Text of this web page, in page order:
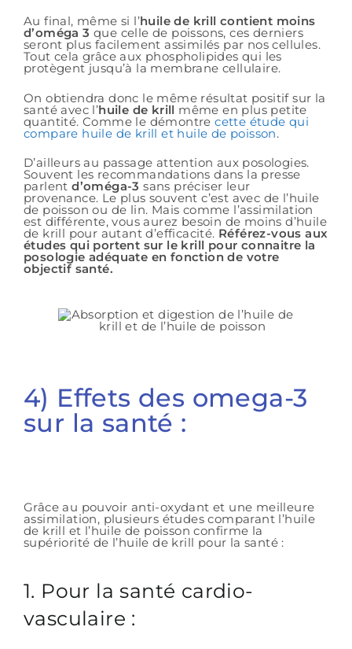
Au final, même si l’huile de krill contient moins
d’oméga 3 que celle de poissons, ces derniers
seront plus facilement assimilés par nos cellules.
Tout cela grâce aux phospholipides qui les
protègent jusqu’à la membrane cellulaire.
On obtiendra donc le même résultat positif sur la
santé avec l’huile de krill même en plus petite
quantité. Comme le démontrecette étude qui
compare huile de krill et huile de poisson.
D’ailleurs au passage attention aux posologies.
Souvent les recommandations dans la presse
parlentd’oméga-3 sans préciser leur
provenance. Le plus souvent c’est avec de l’huile
de poisson ou de lin. Mais comme l’assimilation
est différente, vous aurez besoin de moins d’huile
de krill pour autant d’efficacité. Référez-vous aux
études qui portent sur le krill pour connaitre la
posologie adéquate en fonction de votre
objectif santé.
4) Effets des omega-3
sur la santé :
Grâce au pouvoir anti-oxydant et une meilleure
assimilation, plusieurs études comparant l’huile
de krill et l’huile de poisson confirme la
supériorité de l’huile de krill pour la santé :
1. Pour la santé cardio-
vasculaire :